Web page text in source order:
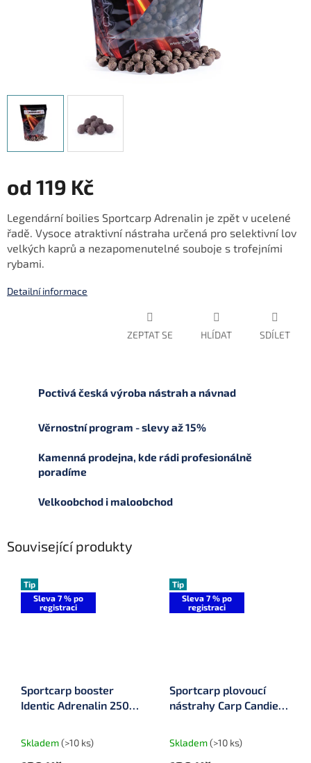
od 119 Kč
cena:
Legendární boilies Sportcarp Adrenalin je zpět v ucelené
řadě. Vysoce atraktivní nástraha určená pro selektivní lov
velkých kaprů a nezapomenutelné souboje s trofejními
rybami.
Detailní informace
ZEPTAT SE HLÍDAT SDÍLET
Poctivá česká výroba nástrah a návnad
Věrnostní program - slevy až 15%
Kamenná prodejna, kde rádi profesionálně
poradíme
Velkoobchod i maloobchod
Související produkty
Tip
Sleva 7 % po
registraci
Sportcarp booster
Identic Adrenalin 250
Skladem(>10 ks)
Tip
Sleva 7 % po
registraci
Sportcarp plovoucí
nástrahy Carp Candies
Skladem(>10 ks)